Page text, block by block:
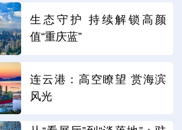
生态守护 持续解锁高颜
值“重庆蓝”
连云港：高空瞭望 赏海滨
风光